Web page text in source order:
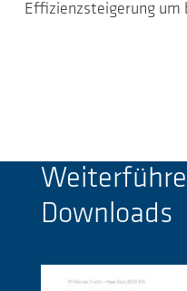
Effizienzsteigerung um
Downloads